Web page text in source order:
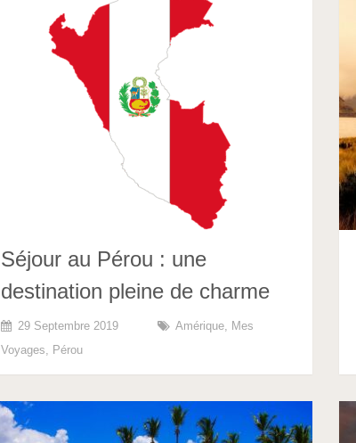
Séjour au Pérou : une
destination pleine de charme
29 Septembre 2019 Amérique
Mes
Voyages
Pérou